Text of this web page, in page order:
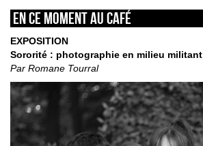
En ce moment au café
EXPOSITION
Sororité : photographie en milieu militant
Par Romane Tourral